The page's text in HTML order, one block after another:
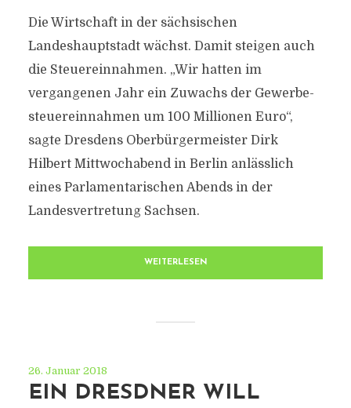
Die Wirtschaft in der sächsischen
Landeshauptstadt wächst. Damit steigen auch
die Steuereinnahmen. „Wir hatten im
vergangenen Jahr ein Zuwachs der Gewerbe-
steuereinnahmen um 100 Millionen Euro“,
sagte Dresdens Oberbürgermeister Dirk
Hilbert Mittwochabend in Berlin anlässlich
eines Parlamentarischen Abends in der
Landesvertretung Sachsen.
WEITERLESEN
26. Januar 2018
EIN DRESDNER WILL